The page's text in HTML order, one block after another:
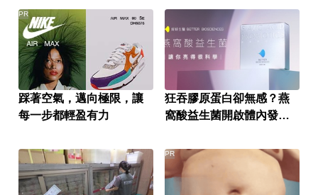
踩著空氣，邁向極限，讓
每一步都輕盈有力
PR
狂吞膠原蛋白卻無感？燕
窩酸益生菌開啟體內發光
PR